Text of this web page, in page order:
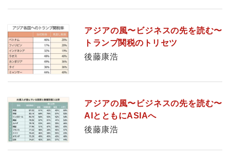
アジアの風〜ビジネスの先を読む〜
トランプ関税のトリセツ
後藤康浩
アジアの風〜ビジネスの先を読む〜
AIとともにASIAへ
後藤康浩